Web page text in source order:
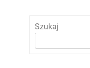
Szukaj